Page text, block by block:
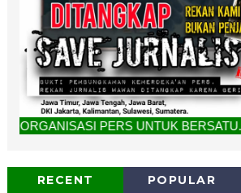
PERS UNTUK BERSATU. "Tolak
RECENT POPULAR